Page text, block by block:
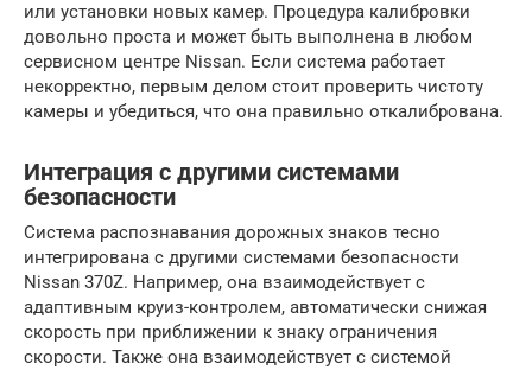
или установки новых камер. Процедура калибровки
довольно проста и может быть выполнена в любом
сервисном центре Nissan. Если система работает
некорректно, первым делом стоит проверить чистоту
камеры и убедиться, что она правильно откалибрована.
Интеграция с другими системами
безопасности
Система распознавания дорожных знаков тесно
интегрирована с другими системами безопасности
Nissan 370Z. Например, она взаимодействует с
адаптивным круиз-контролем, автоматически снижая
скорость при приближении к знаку ограничения
скорости. Также она взаимодействует с системой